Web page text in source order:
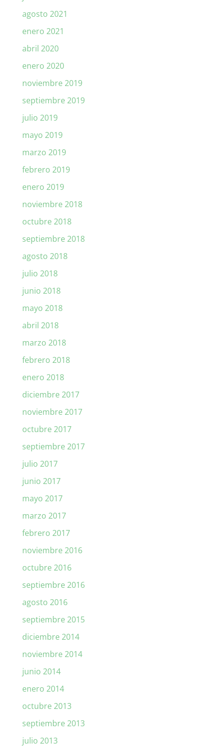
agosto 2021
enero 2021
abril 2020
enero 2020
noviembre 2019
septiembre 2019
julio 2019
mayo 2019
marzo 2019
febrero 2019
enero 2019
noviembre 2018
octubre 2018
septiembre 2018
agosto 2018
julio 2018
junio 2018
mayo 2018
abril 2018
marzo 2018
febrero 2018
enero 2018
diciembre 2017
noviembre 2017
octubre 2017
septiembre 2017
julio 2017
junio 2017
mayo 2017
marzo 2017
febrero 2017
noviembre 2016
octubre 2016
septiembre 2016
agosto 2016
septiembre 2015
diciembre 2014
noviembre 2014
junio 2014
enero 2014
octubre 2013
septiembre 2013
julio 2013